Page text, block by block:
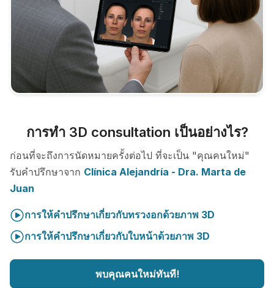
การทำ 3D consultation เป็นอย่างไร?
ก่อนที่จะถึงการนัดหมายครั้งต่อไป ที่จะเป็น "คุณคนใหม่"
รับคำปรึกษาจาก Clínica Alejandría - Dra. Marta de
Juan
การให้คำปรึกษาเกี่ยวกับทรวงอกด้วยภาพ 3D
การให้คำปรึกษาเกี่ยวกับใบหน้าด้วยภาพ 3D
พบคุณคนใหม่ทันที!